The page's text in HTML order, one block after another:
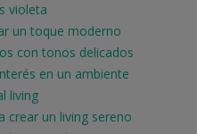
violeta
un toque moderno
con tonos delicados
en un ambiente
living
crear un living sereno